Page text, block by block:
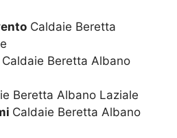
Caldaie Beretta
Caldaie Beretta Albano
Beretta Albano Laziale
Caldaie Beretta Albano